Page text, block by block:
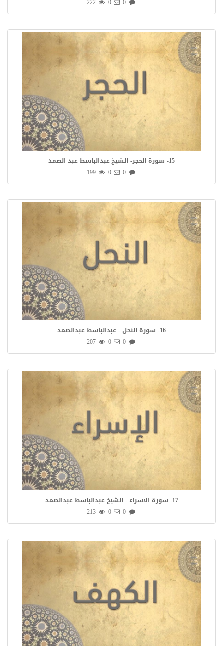
0
0
222
15- سورة الحجر- الشيخ عبدالباسط عبد الصمد
0
0
199
16- سورة النحل - عبدالباسط عبدالصمد
0
0
207
17- سورة الاسراء - الشيخ عبدالباسط عبدالصمد
0
0
213